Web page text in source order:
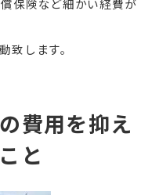
保険など細かい経費が
致します。
費用を抑え
と